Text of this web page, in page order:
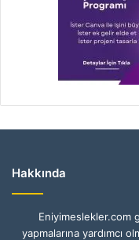
Hakkında
Eniyimeslekler.com
yapmalarına yardımcı